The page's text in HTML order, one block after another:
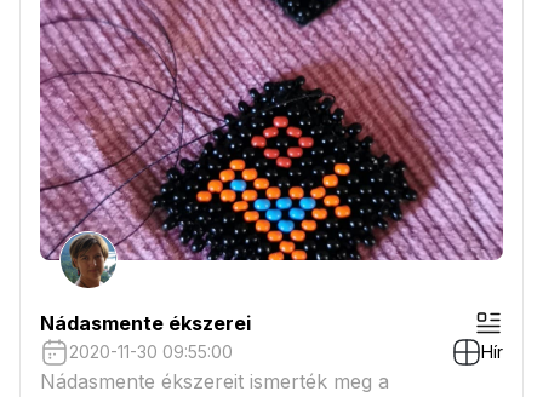
Nádasmente ékszerei
2020-11-30 09:55:00 Hír
Nádasmente ékszereit ismerték meg a